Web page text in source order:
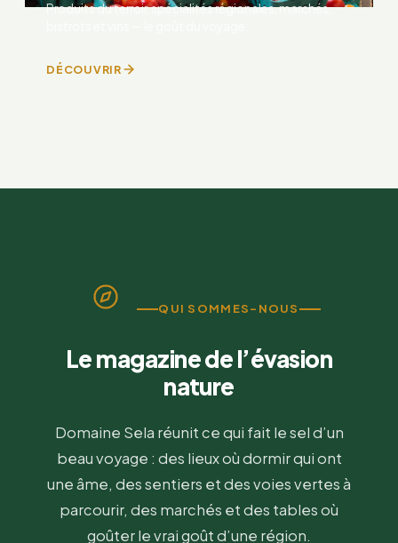
Produits du terroir, spécialités régionales, marchés,
DÉCOUVRIR
QUI SOMMES-NOUS
Le magazine de l’évasion
nature
Domaine Sela réunit ce qui fait le sel d’un
beau voyage : des lieux où dormir qui ont
une âme, des sentiers et des voies vertes à
parcourir, des marchés et des tables où
goûter le vrai goût d’une région.